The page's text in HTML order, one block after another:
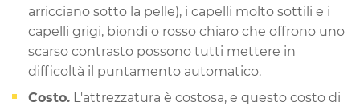
arricciano sotto la pelle), i capelli molto sottili e i
capelli grigi, biondi o rosso chiaro che offrono uno
scarso contrasto possono tutti mettere in
difficoltà il puntamento automatico.
Costo. L'attrezzatura è costosa, e questo costo di